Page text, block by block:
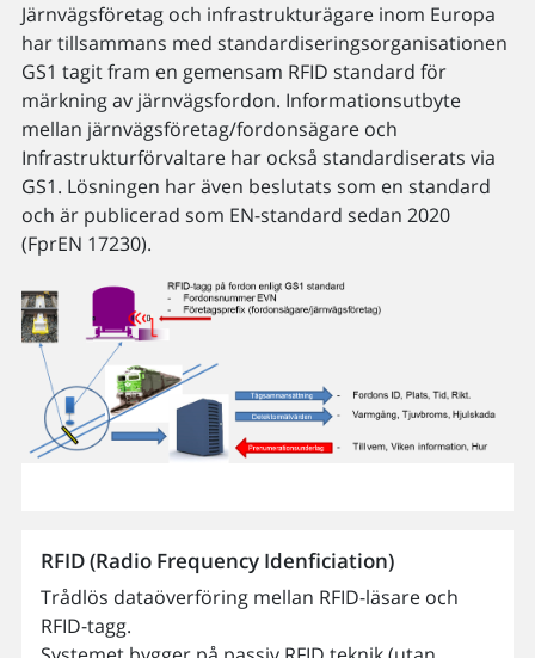
Järnvägsföretag och infrastrukturägare inom Europa
har tillsammans med standardiserings­organisationen
GS1 tagit fram en gemensam RFID standard för
märkning av järnvägsfordon. Informationsutbyte
mellan järnvägsföretag/fordonsägare och
Infrastrukturförvaltare har också standardiserats via
GS1. Lösningen har även beslutats som en standard
och är publicerad som EN-standard sedan 2020
(FprEN 17230).
RFID (Radio Frequency Idenficiation)
Trådlös dataöverföring mellan RFID-läsare och
RFID-tagg.